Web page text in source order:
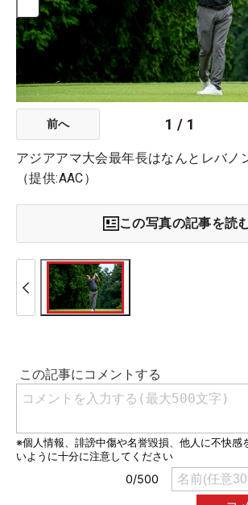
前へ 1 / 1
アジアアマ大会最年長はなんとレバノ
（提供:AAC）
この写真の記事を読